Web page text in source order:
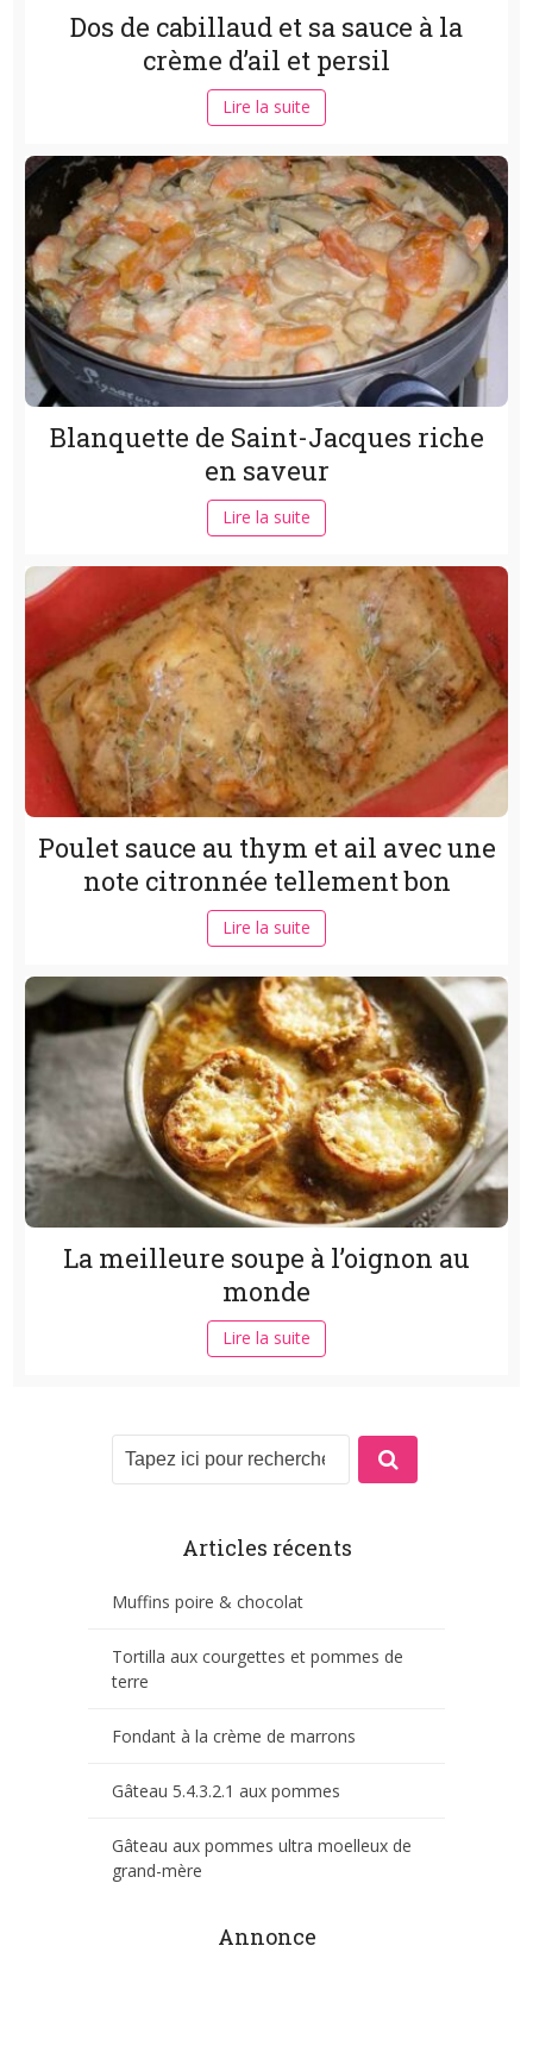
Dos de cabillaud et sa sauce à la
crème d’ail et persil
Lire la suite
Blanquette de Saint-Jacques riche
en saveur
Lire la suite
Poulet sauce au thym et ail avec une
note citronnée tellement bon
Lire la suite
La meilleure soupe à l’oignon au
monde
Lire la suite
Articles récents
Muffins poire & chocolat
Tortilla aux courgettes et pommes de
terre
Fondant à la crème de marrons
Gâteau 5.4.3.2.1 aux pommes
Gâteau aux pommes ultra moelleux de
grand-mère
Annonce